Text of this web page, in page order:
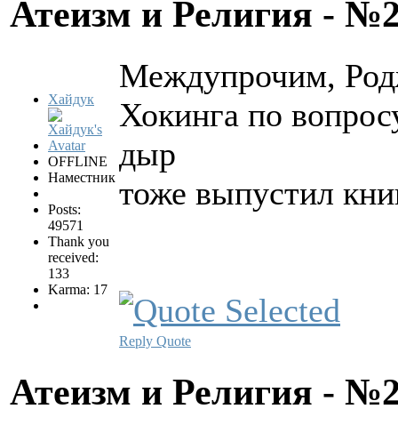
Атеизм и Религия -
Хайдук
OFFLINE
Наместник
Posts:
49571
Thank you
received:
133
Karma: 17
Междупрочим,
Хокинга по
дыр
тоже выпустил
Reply Quote
Атеизм и Религия -